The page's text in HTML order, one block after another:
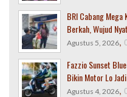
BRI Cabang
Berkah, Wujud
Agustus 5, 2026,
Fazzio Sunset
Bikin Motor Lo
Agustus 4, 2026,